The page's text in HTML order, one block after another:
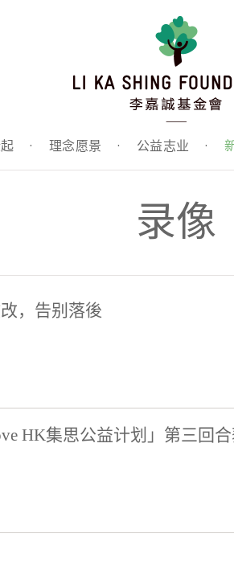
· 理念愿景 · 公益志业 ·
录像
，告别落後
HK集思公益计划」第三回